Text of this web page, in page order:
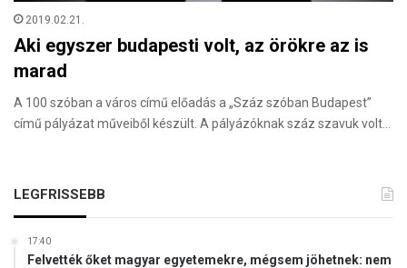
2019.02.21.
Aki egyszer budapesti volt, az örökre az is
marad
A 100 szóban a város című előadás a „Száz szóban Budapest”
című pályázat műveiből készült. A pályázóknak száz szavuk volt…
LEGFRISSEBB
17:40
Felvették őket magyar egyetemekre, mégsem jöhetnek: nem